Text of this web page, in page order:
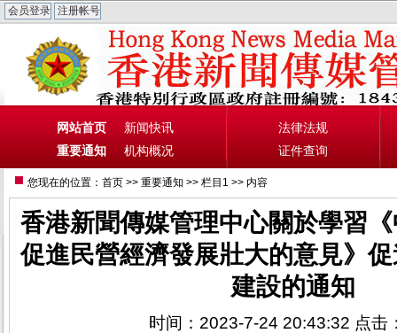
网站首页
新闻快讯
重要通知
机构概况
法律法规
证件查询
您现在的位置： 首页 >> 重要通知 >> 栏目1 >> 内容
香港新聞傳媒管理中心關於學習
促進民營經濟發展壯大的意見》
建設的通知
时间：2023-7-24 20:43:32 点击